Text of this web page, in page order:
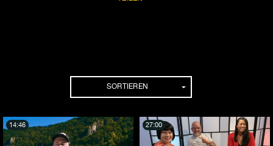
SORTIEREN
14:46 27:00